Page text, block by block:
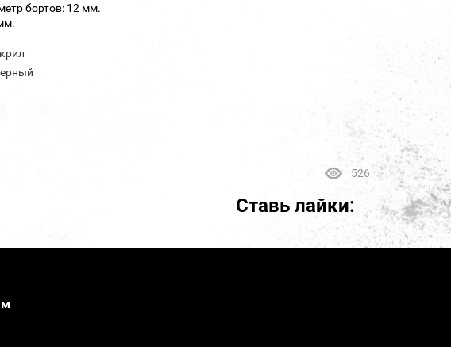
бортов: 12 мм.
526
Ставь лайки: